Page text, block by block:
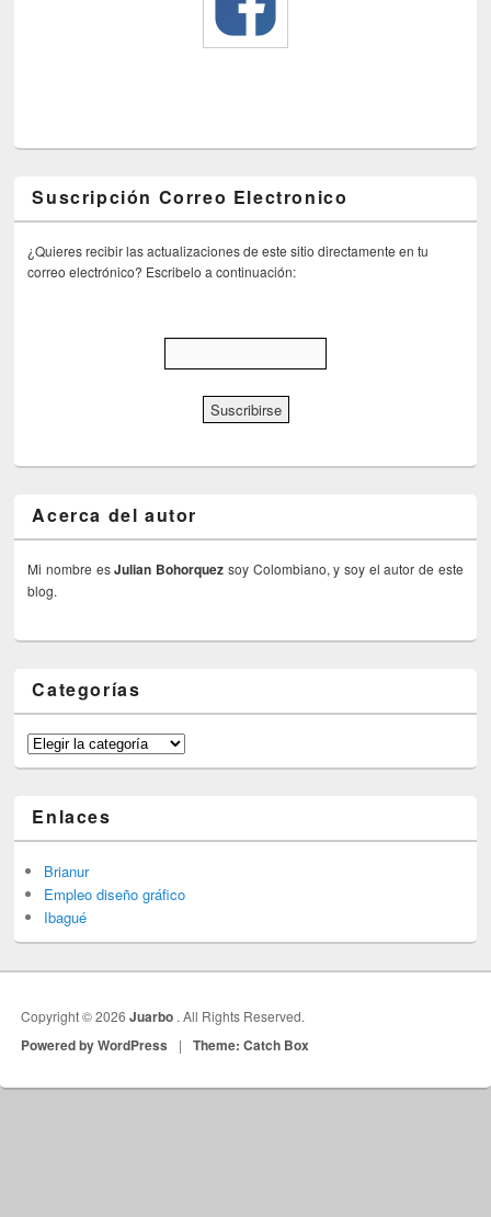
Suscripción Correo Electronico
¿Quieres recibir las actualizaciones de este sitio directamente en tu
correo electrónico? Escribelo a continuación:
Acerca del autor
Mi nombre esJulian Bohorquez soy Colombiano, y soy el autor de este
blog.
Categorías
Categorías
Enlaces
Brianur
Empleo diseño gráfico
Ibagué
Copyright © 2026Juarbo . All Rights Reserved.
Powered by WordPress | Theme: Catch Box